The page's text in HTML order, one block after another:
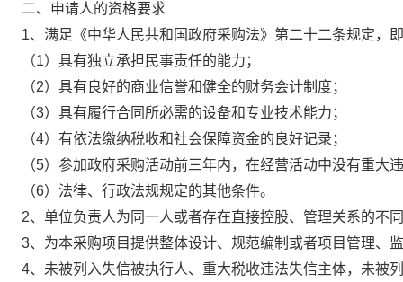
二、申请人的资格要求
1、满足《中华人民共和国政府采购法》第二十二条规定，
（1）具有独立承担民事责任的能力；
（2）具有良好的商业信誉和健全的财务会计制度；
（3）具有履行合同所必需的设备和专业技术能力；
（4）有依法缴纳税收和社会保障资金的良好记录；
（5）参加政府采购活动前三年内，在经营活动中没有重大
（6）法律、行政法规规定的其他条件。
2、单位负责人为同一人或者存在直接控股、管理关系的不
3、为本采购项目提供整体设计、规范编制或者项目管理、
4、未被列入失信被执行人、重大税收违法失信主体，未被